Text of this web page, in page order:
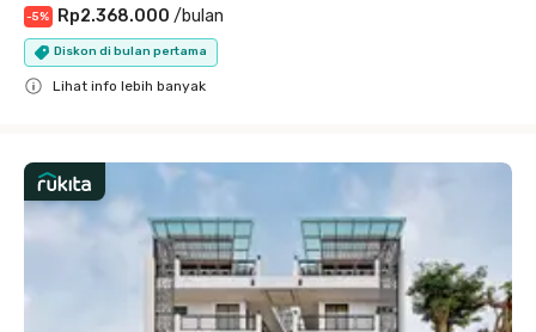
-5% Rp2.368.000 /bulan
Diskon di bulan pertama
Lihat info lebih banyak